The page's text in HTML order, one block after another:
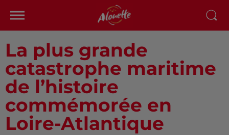
La plus grande
catastrophe maritime
de l’histoire
commémorée en
Loire-Atlantique